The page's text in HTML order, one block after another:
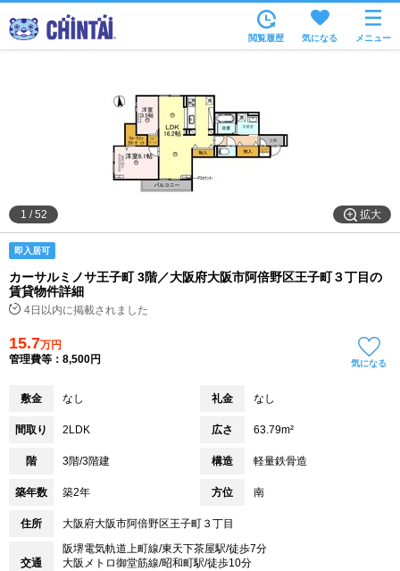
家賃相場から
通勤通学時間から
物件特集から
閲覧履歴 気になる メニュー
拡大
1 /52
即入居可
カーサルミノサ王子町 3階／大阪府大阪市阿倍野区王子町３丁目の
賃貸物件詳細
4日以内に掲載されました
15.7万円
管理費等：8,500円
気になる
敷金 なし 礼金 なし
間取り 2LDK 広さ 63.79m²
階 3階/3階建 構造 軽量鉄骨造
築年数 築2年 方位 南
住所 大阪府大阪市阿倍野区王子町３丁目
交通
阪堺電気軌道上町線/東天下茶屋駅/徒歩7分
大阪メトロ御堂筋線/昭和町駅/徒歩10分